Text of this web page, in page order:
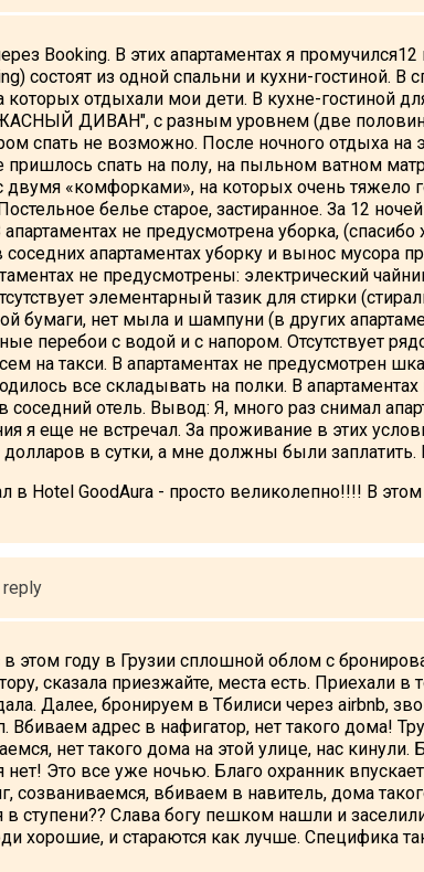
Booking. В этих апартаментах я промучился12
состоят из одной спальни и кухни-гостиной. В
которых отдыхали мои дети. В кухне-гостиной
ДИВАН", с разным уровнем (две
спать не возможно. После ночного отдыха на
пришлось спать на полу, на пыльном ватном
двумя «комфорками», на которых очень тяжело
белье старое, застиранное. За 12
не предусмотрена уборка,
соседних апартаментах уборку и вынос мусора
не предусмотрены: электрический
элементарный тазик для стирки
бумаги, нет мыла и шампуни (в других
перебои с водой и с напором. Отсутствует
на такси. В апартаментах не предусмотрен
все складывать на полки. В
отель. Вывод: Я, много раз снимал
я еще не встречал. За проживание в этих
в сутки, а мне должны были заплатить.
в Hotel GoodAura - просто великолепно!!!! В этом
reply
этом году в Грузии сплошной облом с
сказала приезжайте, места есть. Приехали в
Далее, бронируем в Тбилиси через airbnb,
Вбиваем адрес в нафигатор, нет такого дома!
нет такого дома на этой улице, нас
Это все уже ночью. Благо охранник
созваниваемся, вбиваем в навитель, дома
в ступени?? Слава богу пешком нашли и
хорошие, и стараются как лучше. Специфика